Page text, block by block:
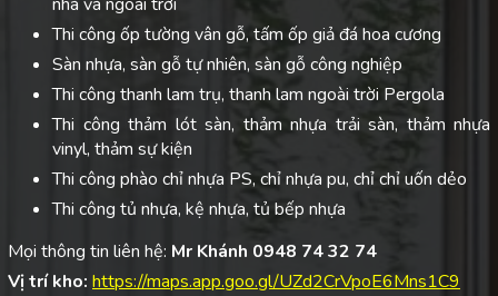
Thi công ốp tường vân gỗ, tấm ốp giả đá hoa cương
Sàn nhựa, sàn gỗ tự nhiên, sàn gỗ công nghiệp
Thi công thanh lam trụ, thanh lam ngoài trời Pergola
Thi công thảm lót sàn, thảm nhựa trải sàn, thảm nhựa
vinyl, thảm sự kiện
Thi công phào chỉ nhựa PS, chỉ nhựa pu, chỉ chỉ uốn dẻo
Thi công tủ nhựa, kệ nhựa, tủ bếp nhựa
Mọi thông tin liên hệ: Mr Khánh 0948 74 32 74
Vị trí kho: https://maps.app.goo.gl/UZd2CrVpoE6Mns1C9